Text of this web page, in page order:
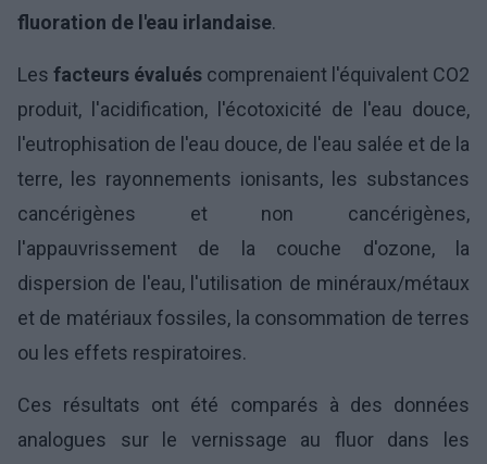
fluoration de l'eau irlandaise.
Les facteurs évalués comprenaient l'équivalent CO2
produit, l'acidification, l'écotoxicité de l'eau douce,
l'eutrophisation de l'eau douce, de l'eau salée et de la
terre, les rayonnements ionisants, les substances
cancérigènes et non cancérigènes,
l'appauvrissement de la couche d'ozone, la
dispersion de l'eau, l'utilisation de minéraux/métaux
et de matériaux fossiles, la consommation de terres
ou les effets respiratoires.
Ces résultats ont été comparés à des données
analogues sur le vernissage au fluor dans les